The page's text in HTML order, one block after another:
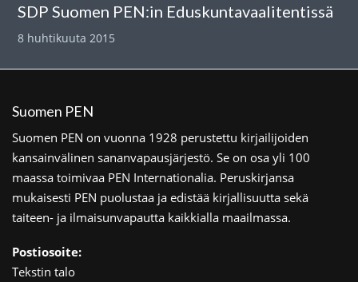
SDP Suomen PEN:in Eduskuntavaalitentissä
8 huhtikuuta 2015
Suomen PEN
Suomen PEN on vuonna 1928 perustettu kirjailijoiden
kansainvälinen sananvapausjärjestö. Se on osa yli 100
maassa toimivaa PEN Internationalia. Peruskirjansa
mukaisesti PEN puolustaa ja edistää kirjallisuutta sekä
taiteen- ja ilmaisunvapautta kaikkialla maailmassa.
Postiosoite:
Tekstin talo